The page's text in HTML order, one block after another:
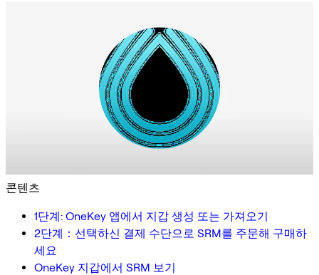
콘텐츠
1단계: OneKey 앱에서 지갑 생성 또는 가져오기
2단계：선택하신 결제 수단으로 SRM를 주문해 구매하
세요
OneKey 지갑에서 SRM 보기